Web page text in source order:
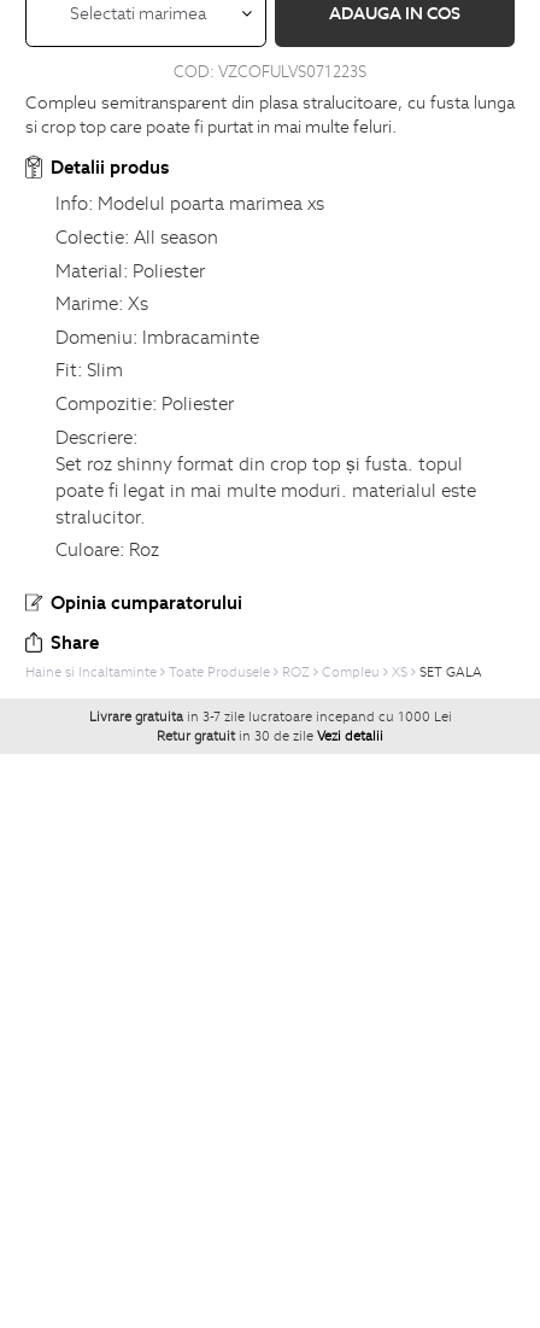
Selectati marimea ADAUGA IN COS
COD: VZCOFULVS071223S
Compleu semitransparent din plasa stralucitoare, cu fusta lunga
si crop top care poate fi purtat in mai multe feluri.
Detalii produs
Info: Modelul poarta marimea xs
Colectie: All season
Material: Poliester
Marime: Xs
Domeniu: Imbracaminte
Fit: Slim
Compozitie: Poliester
Descriere:
Set roz shinny format din crop top și fusta. topul
poate fi legat in mai multe moduri. materialul este
stralucitor.
Culoare: Roz
Opinia cumparatorului
Share
Haine si Incaltaminte Toate Produsele ROZ Compleu XS SET GALA
Livrare gratuita in 3-7 zile lucratoare incepand cu 1000 Lei
Retur gratuit in 30 de zile Vezi detalii